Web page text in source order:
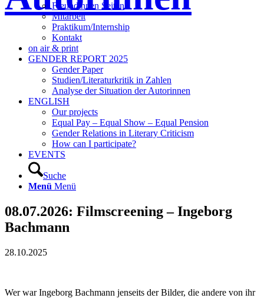
Freundinnen Seiten
Mitarbeit
Praktikum/Internship
Kontakt
on air & print
GENDER REPORT 2025
Gender Paper
Studien/Literaturkritik in Zahlen
Analyse der Situation der Autorinnen
ENGLISH
Our projects
Equal Pay – Equal Show – Equal Pension
Gender Relations in Literary Criticism
How can I participate?
EVENTS
Suche
Menü Menü
08.07.2026: Filmscreening – Ingeborg
Bachmann
28.10.2025
Wer war Ingeborg Bachmann jenseits der Bilder, die andere von ihr